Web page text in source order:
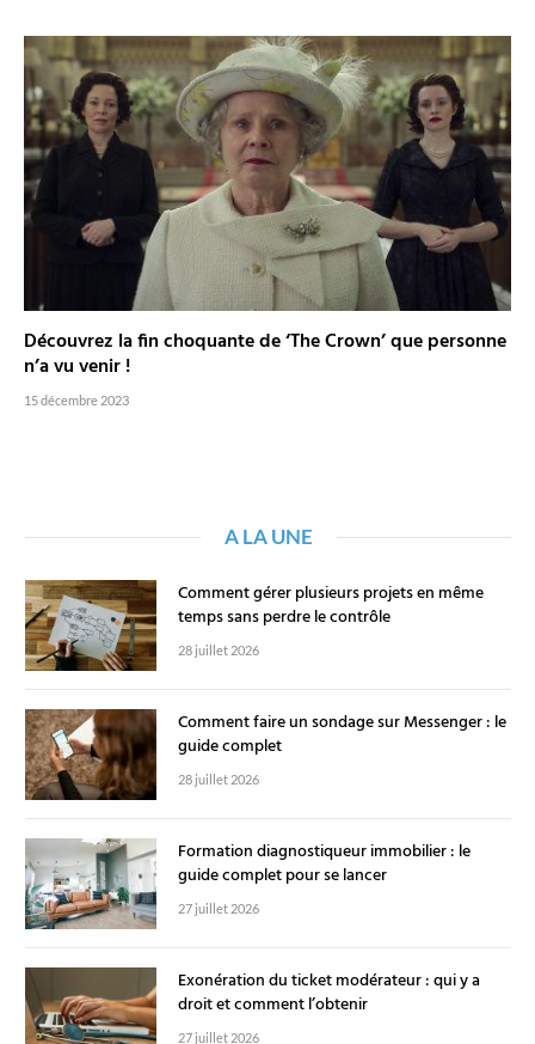
Découvrez la fin choquante de ‘The Crown’ que personne
n’a vu venir !
15 décembre 2023
A LA UNE
Comment gérer plusieurs projets en même
temps sans perdre le contrôle
28 juillet 2026
Comment faire un sondage sur Messenger : le
guide complet
28 juillet 2026
Formation diagnostiqueur immobilier : le
guide complet pour se lancer
27 juillet 2026
Exonération du ticket modérateur : qui y a
droit et comment l’obtenir
27 juillet 2026